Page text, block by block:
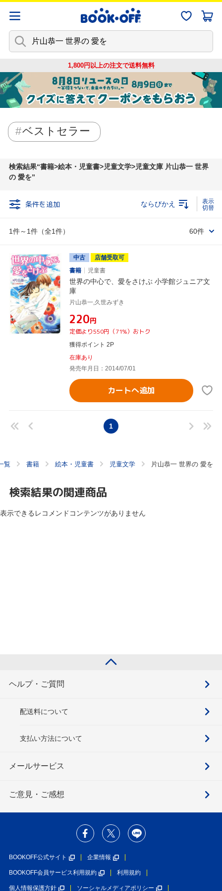
1,800円以上の注文で送料無料
ベストセラー
検索結果 書籍>絵本・児童書>児童文学>児童文庫 片山恭一 世界
の 愛を
条件を追加
1件～1件（全1件）
ならびかえ
60件
中古
店舗受取可
書籍
児童書
世界の中心で、愛をさけぶ 小学館ジュニア文
庫
片山恭一,久世みずき
¥220円
定価より550円（71%）おトク
獲得ポイント 2P
在庫あり
発売年月日：2014/07/01
カートへ追加
1
覧 書籍 絵本・児童書 児童文学 片山恭一 世界の 愛を
検索結果の関連商品
表示できるレコメンドコンテンツがありません
ヘルプ・ご質問
配送料について
支払い方法について
メールサービス
ご意見・ご感想
BOOKOFF公式サイト 企業情報
BOOKOFF会員サービス利用規約 利用規約
個人情報保護方針 ソーシャルメディアポリシー